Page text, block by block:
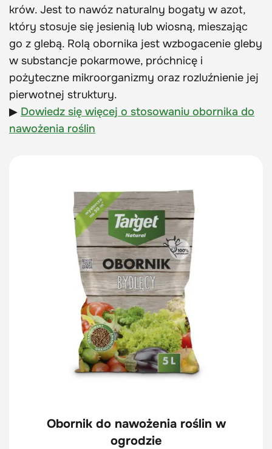
krów. Jest to nawóz naturalny bogaty w azot,
który stosuje się jesienią lub wiosną, mieszając
go z glebą. Rolą obornika jest wzbogacenie gleby
w substancje pokarmowe, próchnicę i
pożyteczne mikroorganizmy oraz rozluźnienie jej
pierwotnej struktury.
▶ Dowiedz się więcej o stosowaniu obornika do
nawożenia roślin
Obornik do nawożenia roślin w
ogrodzie